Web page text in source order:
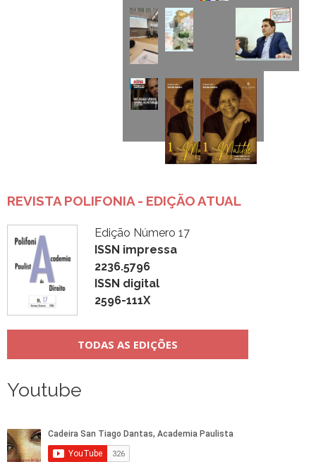
REVISTA POLIFONIA - EDIÇÃO ATUAL
Edição Número 17
ISSN impressa
2236.5796
ISSN digital
2596-111X
TODAS AS EDIÇÕES
Youtube